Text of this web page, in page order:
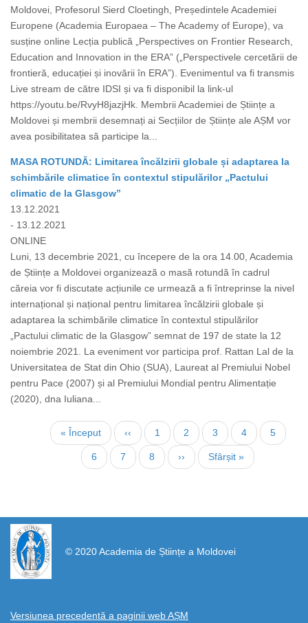
Moldovei, Profesorul Sierd Cloetingh, Președintele Academiei
Europene (Academia Europaea – The Academy of Europe), va
susține online Lecția publică „Perspectives on Frontier Research,
Education and Innovation in the ERA” („Perspectivele cercetării de
frontieră, educației și inovării în ERA”). Evenimentul va fi transmis
Live stream de către IDSI și va fi disponibil la link-ul
https://youtu.be/RvyH8jazjHk. Membrii Academiei de Științe a
Moldovei și membrii desemnați ai Secțiilor de Științe ale AȘM vor
avea posibilitatea să participe la...
MASA ROTUNDĂ: Limitarea încălzirii globale și adaptarea la
schimbările climatice în contextul stipulărilor „Pactului
climatic de la Glasgow”
13.12.2021
- 13.12.2021
ONLINE
Luni, 13 decembrie 2021, cu începere de la ora 14.00, Academia
de Științe a Moldovei organizează o masă rotundă în cadrul
căreia vor fi discutate acțiunile ce urmează a fi întreprinse la nivel
internațional și național pentru limitarea încălzirii globale și
adaptarea la schimbările climatice în contextul stipulărilor
„Pactului climatic de la Glasgow” semnat de 197 de state la 12
noiembrie 2021. La eveniment vor participa prof. Rattan Lal de la
Universitatea de Stat din Ohio (SUA), Laureat al Premiului Nobel
pentru Pace (2007) și al Premiului Mondial pentru Alimentație
(2020), dna Iuliana...
PaginationFirst
page
« Început
Previous
page
‹‹ Page
1 Page
2 Page
3 Page
4
Current
page
5
Page
6 Page
7 Page
8
Next
page
››
Last
page
Sfârșit »
© 2020 Academia de Științe a Moldovei
Versiunea precedentă a paginii web AȘM
https://propletenie.ru/